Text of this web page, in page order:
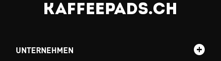
UNTERNEHMEN